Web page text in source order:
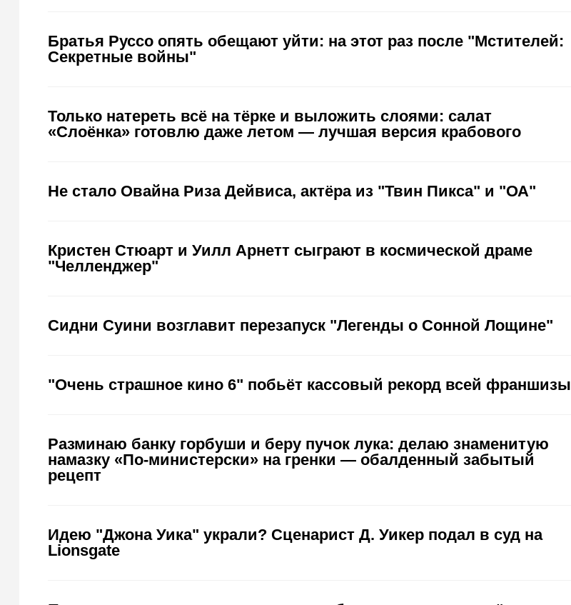
Братья Руссо опять обещают уйти: на этот раз после "Мстителей:
Секретные войны"
Только натереть всё на тёрке и выложить слоями: салат
«Слоёнка» готовлю даже летом — лучшая версия крабового
Не стало Овайна Риза Дейвиса, актёра из "Твин Пикса" и "ОА"
Кристен Стюарт и Уилл Арнетт сыграют в космической драме
"Челленджер"
Сидни Суини возглавит перезапуск "Легенды о Сонной Лощине"
"Очень страшное кино 6" побьёт кассовый рекорд всей франшизы
Разминаю банку горбуши и беру пучок лука: делаю знаменитую
намазку «По-министерски» на гренки — обалденный забытый
рецепт
Идею "Джона Уика" украли? Сценарист Д. Уикер подал в суд на
Lionsgate